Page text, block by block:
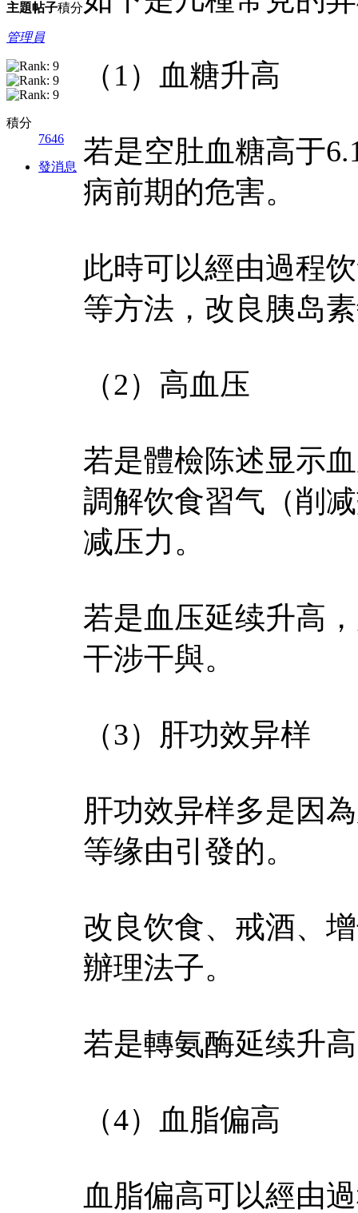
主題帖子積分
管理員
積分
7646
發消息
（1）血糖升高
若是空肚血糖高于
病前期的危害。
此時可以經由過程
等方法，改良胰岛
（2）高血压
若是體檢陈述显示
調解饮食習气（削
减压力。
若是血压延续升高
干涉干與。
（3）肝功效异样
肝功效异样多是因
等缘由引發的。
改良饮食、戒酒、
辦理法子。
若是轉氨酶延续升
（4）血脂偏高
血脂偏高可以經由